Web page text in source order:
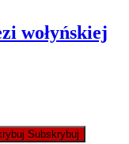
wołyńskiej
Subskrybuj